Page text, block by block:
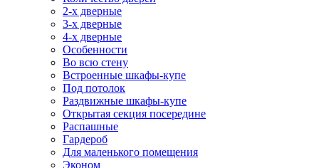
2-х дверные
3-х дверные
4-х дверные
Особенности
Во всю стену
Встроенные шкафы-купе
Под потолок
Раздвижные шкафы-купе
Открытая секция посередине
Распашные
Гардероб
Для маленького помещения
Эконом